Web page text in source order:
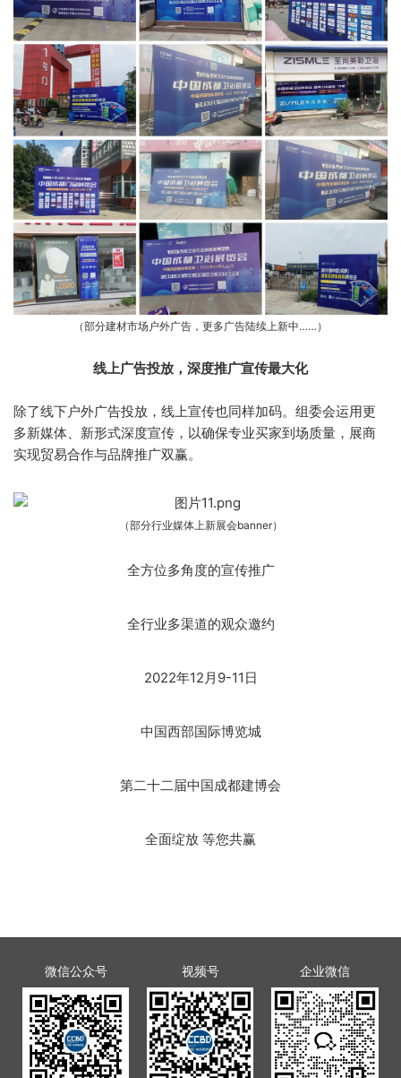
（部分建材市场户外广告，更多广告陆续上新中……）
线上广告投放，深度推广宣传最大化
除了线下户外广告投放，线上宣传也同样加码。组委会运用更
多新媒体、新形式深度宣传，以确保专业买家到场质量，展商
实现贸易合作与品牌推广双赢。
（部分行业媒体上新展会banner）
全方位多角度的宣传推广
全行业多渠道的观众邀约
2022年12月9-11日
中国西部国际博览城
第二十二届中国成都建博会
全面绽放 等您共赢
微信公众号 视频号 企业微信